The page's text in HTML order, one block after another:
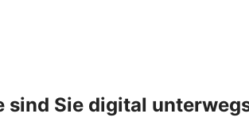
sind Sie digital